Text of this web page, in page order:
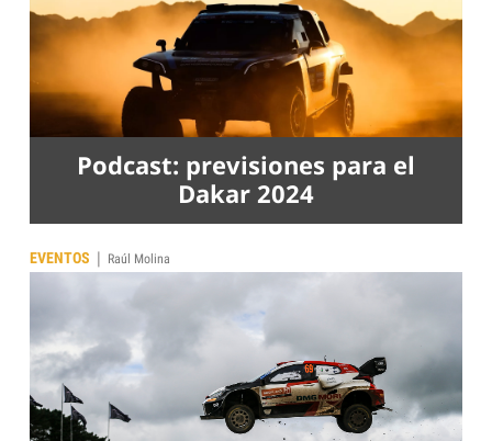
Podcast: previsiones para el
Dakar 2024
EVENTOS | Raúl Molina